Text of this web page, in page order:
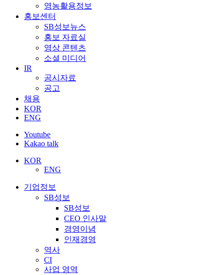
영농활용정보
홍보센터
SB성보뉴스
홍보 자료실
영상 콘텐츠
소셜 미디어
IR
공시자료
공고
채용
KOR
ENG
Youtube
Kakao talk
KOR
ENG
기업정보
SB성보
SB성보
CEO 인사말
경영이념
인재경영
역사
CI
사업 영역